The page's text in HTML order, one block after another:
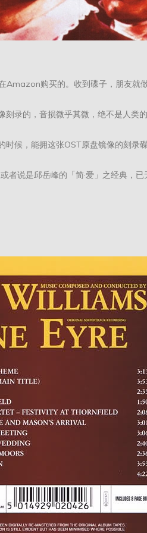
购买的。收到碟子，朋友就做
录的，音损微乎其微，绝不是人类的
候，能拥这张OST原盘镜像的刻录碟
者说是邱岳峰的「简·爱」之经典，